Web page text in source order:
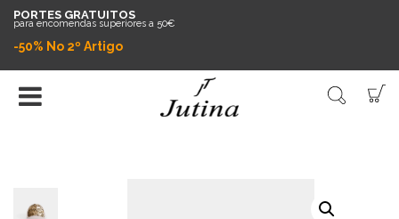
PORTES GRATUITOS
para encomendas superiores a 50€
-50% No 2º Artigo